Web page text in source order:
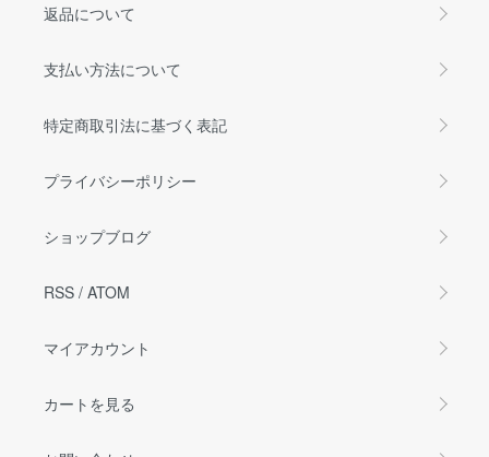
返品について
支払い方法について
特定商取引法に基づく表記
プライバシーポリシー
ショップブログ
RSS / ATOM
マイアカウント
カートを見る